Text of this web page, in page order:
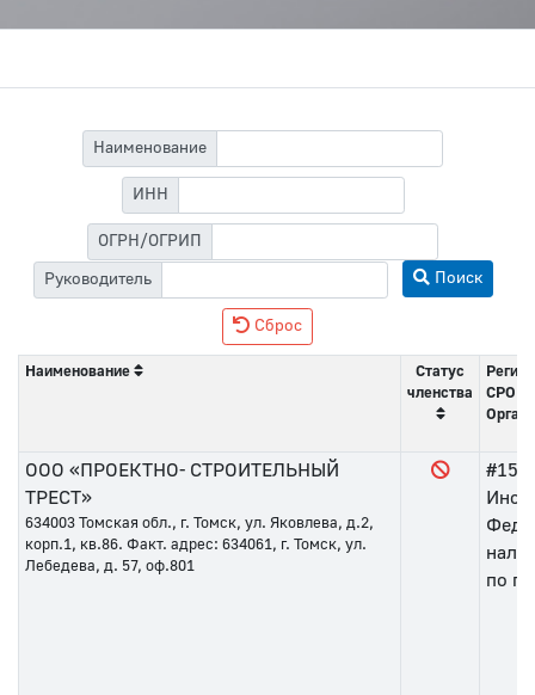
Наименование
ИНН
ОГРН/ОГРИП
Руководитель
Поиск
Сброс
Наименование
Статус
членства
СРО
Орган
ООО «ПРОЕКТНО- СТРОИТЕЛЬНЫЙ
ТРЕСТ»
634003 Томская обл., г. Томск, ул. Яковлева, д.2,
корп.1, кв.86. Факт. адрес: 634061, г. Томск, ул.
Лебедева, д. 57, оф.801
#154
по